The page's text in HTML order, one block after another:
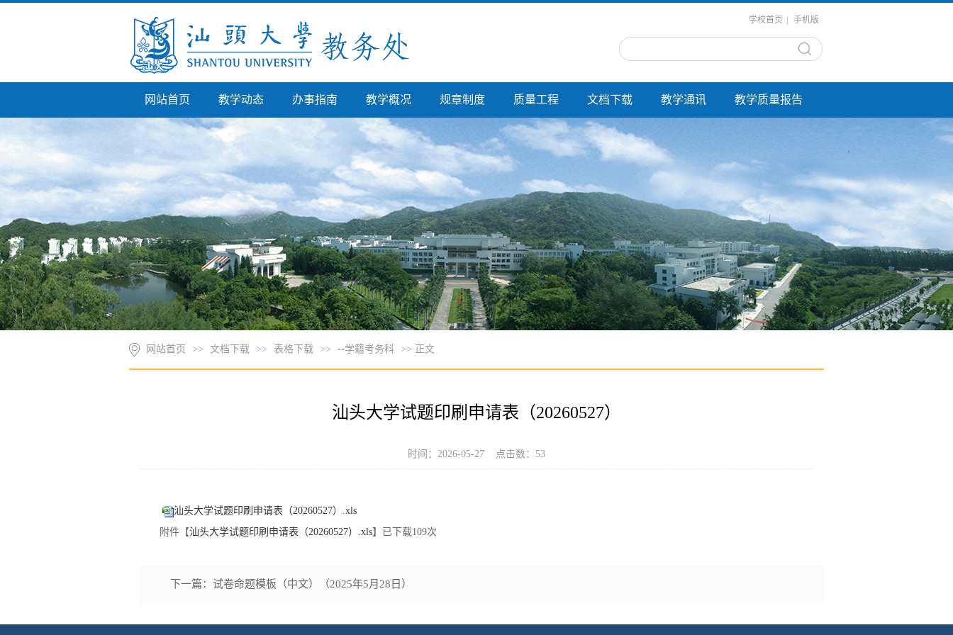
学校首页 手机版
网站首页 教学动态 办事指南 教学概况 规章制度 质量工程 文档下载 教学通讯 教学质量报告
网站首页 >> 文档下载 >> 表格下载 >> --学籍考务科 >> 正文
汕头大学试题印刷申请表（20260527）
时间：2026-05-27 点击数： 53
汕头大学试题印刷申请表（20260527）.xls
附件【汕头大学试题印刷申请表（20260527）.xls】已下载109次
下一篇： 试卷命题模板（中文）（2025年5月28日）